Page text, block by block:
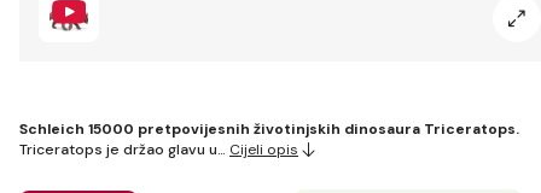
Schleich 15000 pretpovijesnih životinjskih dinosaura Triceratops.
Triceratops je držao glavu u… Cijeli opis